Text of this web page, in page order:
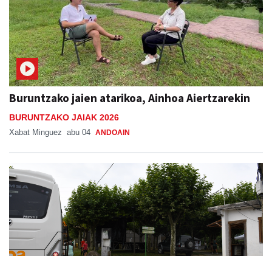
Buruntzako jaien atarikoa, Ainhoa Aiertzarekin
BURUNTZAKO JAIAK 2026
Xabat Minguez abu 04 ANDOAIN